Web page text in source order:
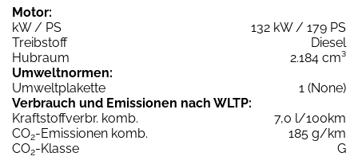
Motor:
kW / PS
132 kW / 179 PS
Treibstoff
Diesel
Hubraum
2.184 cm³
Umweltnormen:
Umweltplakette
1 (None)
Verbrauch und Emissionen nach WLTP:
Kraftstoffverbr. komb.
7,0 l/100km
CO2-Emissionen komb.
185 g/km
CO2-Klasse
G